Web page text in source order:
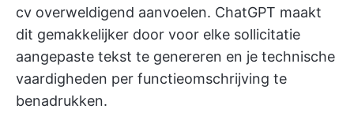
cv overweldigend aanvoelen. ChatGPT maakt
dit gemakkelijker door voor elke sollicitatie
aangepaste tekst te genereren en je technische
vaardigheden per functieomschrijving te
benadrukken.